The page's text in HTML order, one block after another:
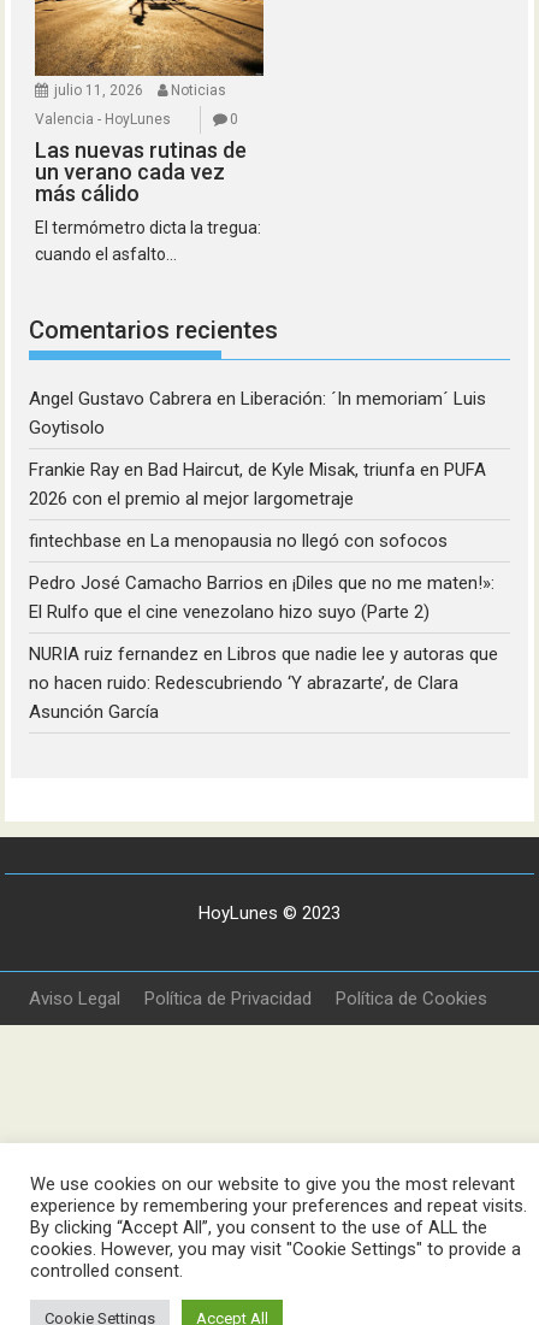
julio 11, 2026
Noticias
Valencia - HoyLunes
0
Las nuevas rutinas de
un verano cada vez
más cálido
El termómetro dicta la tregua:
cuando el asfalto...
Comentarios recientes
Angel Gustavo Cabrera enLiberación: ´In memoriam´ Luis
Goytisolo
Frankie Ray enBad Haircut, de Kyle Misak, triunfa en PUFA
2026 con el premio al mejor largometraje
fintechbase enLa menopausia no llegó con sofocos
Pedro José Camacho Barrios en¡Diles que no me maten!»:
El Rulfo que el cine venezolano hizo suyo (Parte 2)
NURIA ruiz fernandez enLibros que nadie lee y autoras que
no hacen ruido: Redescubriendo ‘Y abrazarte’, de Clara
Asunción García
HoyLunes © 2023
We use cookies on our website to give you the most relevant
experience by remembering your preferences and repeat visits.
By clicking “Accept All”, you consent to the use of ALL the
cookies. However, you may visit "Cookie Settings" to provide a
controlled consent.
Cookie Settings Accept All
Aviso Legal Política de Privacidad Política de Cookies